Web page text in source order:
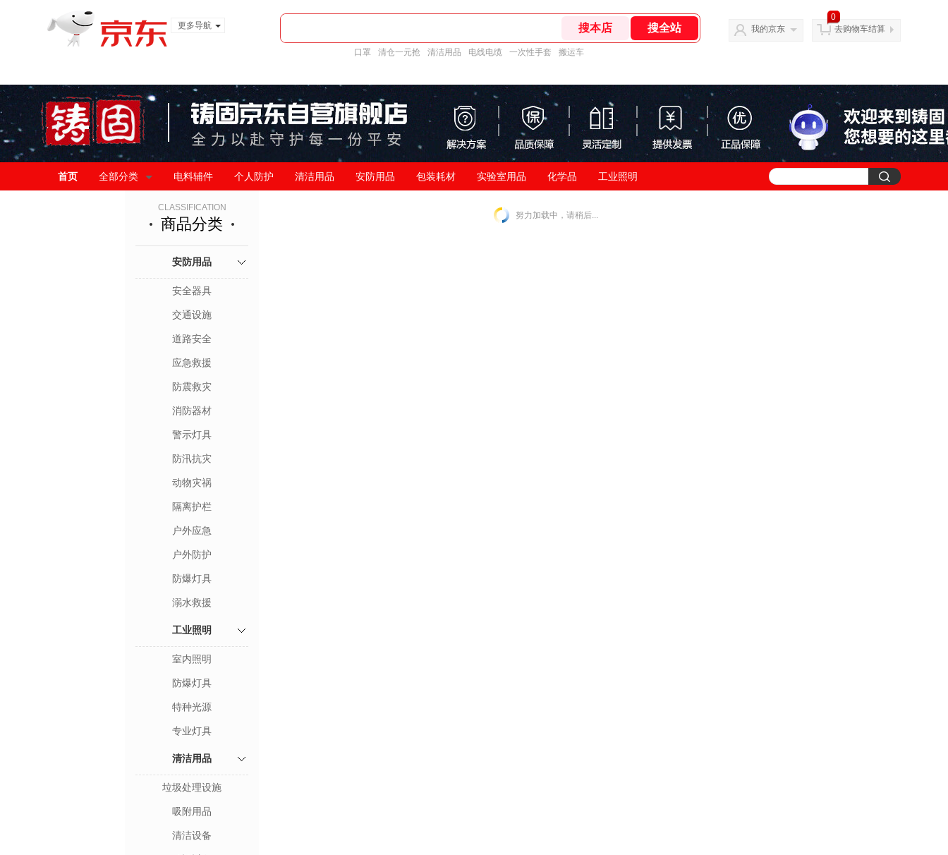
更多导航
口罩 清仓一元抢 清洁用品 电线电缆 一次性手套 搬运车
我的京东
0
去购物车结算
首页 全部分类 电料辅件 个人防护 清洁用品 安防用品 包装耗材 实验室用品 化学品 工业照明
CLASSIFICATION
商品分类
安防用品
安全器具
交通设施
道路安全
应急救援
防震救灾
消防器材
警示灯具
防汛抗灾
动物灾祸
隔离护栏
户外应急
户外防护
防爆灯具
溺水救援
工业照明
室内照明
防爆灯具
特种光源
专业灯具
清洁用品
垃圾处理设施
吸附用品
清洁设备
努力加载中，请稍后...